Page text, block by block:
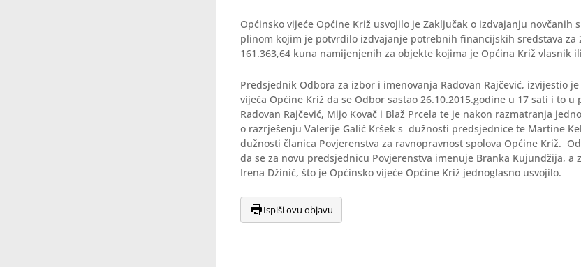
Općinsko vijeće Općine Križ usvojilo je Zaključak o izdvajanju novčanih
plinom kojim je potvrdilo izdvajanje potrebnih financijskih sredstava za
161.363,64 kuna namijenjenih za objekte kojima je Općina Križ vlasnik
Predsjednik Odbora za izbor i imenovanja Radovan Rajčević, izvijestio
vijeća Općine Križ da se Odbor sastao 26.10.2015.godine u 17 sati i to u
Radovan Rajčević, Mijo Kovač i Blaž Prcela te je nakon razmatranja
o razrješenju Valerije Galić Kršek s dužnosti predsjednice te Martine
dužnosti članica Povjerenstva za ravnopravnost spolova Općine Križ.
da se za novu predsjednicu Povjerenstva imenuje Branka Kujundžija, a
Irena Džinić, što je Općinsko vijeće Općine Križ jednoglasno usvojilo.
Ispiši ovu objavu